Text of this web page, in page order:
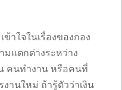
าใจในเรื่องของกอง
แตกต่างระหว่าง
คนทำงาน หรือคนที่
านใหม่ ถ้ารู้ตัวว่าเงิน